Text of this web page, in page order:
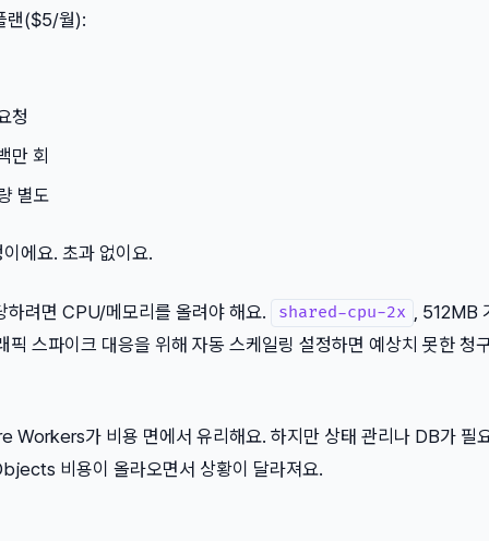
랜($5/월):
청
만 회
별도
에요. 초과 없이요.
하려면 CPU/메모리를 올려야 해요. shared-cpu-2x
, 512MB
픽 스파이크 대응을 위해 자동 스케일링 설정하면 예상치 못한 청
Workers가 비용 면에서 유리해요. 하지만 상태 관리나 DB가 필
비용이 올라오면서 상황이 달라져요.